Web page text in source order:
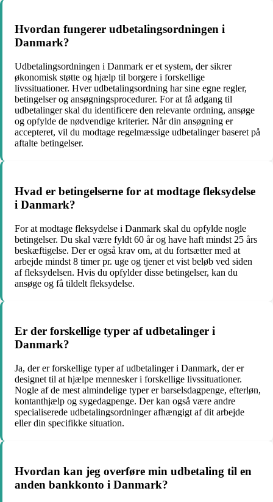
Hvordan fungerer udbetalingsordningen i
Danmark?
Udbetalingsordningen i Danmark er et system, der sikrer
økonomisk støtte og hjælp til borgere i forskellige
livssituationer. Hver udbetalingsordning har sine egne regler,
betingelser og ansøgningsprocedurer. For at få adgang til
udbetalinger skal du identificere den relevante ordning, ansøge
og opfylde de nødvendige kriterier. Når din ansøgning er
accepteret, vil du modtage regelmæssige udbetalinger baseret på
aftalte betingelser.
Hvad er betingelserne for at modtage fleksydelse
i Danmark?
For at modtage fleksydelse i Danmark skal du opfylde nogle
betingelser. Du skal være fyldt 60 år og have haft mindst 25 års
beskæftigelse. Der er også krav om, at du fortsætter med at
arbejde mindst 8 timer pr. uge og tjener et vist beløb ved siden
af fleksydelsen. Hvis du opfylder disse betingelser, kan du
ansøge og få tildelt fleksydelse.
Er der forskellige typer af udbetalinger i
Danmark?
Ja, der er forskellige typer af udbetalinger i Danmark, der er
designet til at hjælpe mennesker i forskellige livssituationer.
Nogle af de mest almindelige typer er barselsdagpenge, efterløn,
kontanthjælp og sygedagpenge. Der kan også være andre
specialiserede udbetalingsordninger afhængigt af dit arbejde
eller din specifikke situation.
Hvordan kan jeg overføre min udbetaling til en
anden bankkonto i Danmark?